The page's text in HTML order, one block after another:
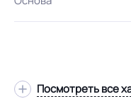
ТолщинаПосмотреть все